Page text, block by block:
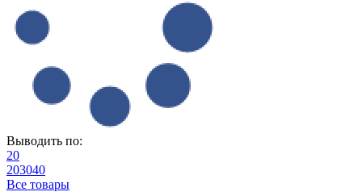
Выводить по:
20
203040
Все товары